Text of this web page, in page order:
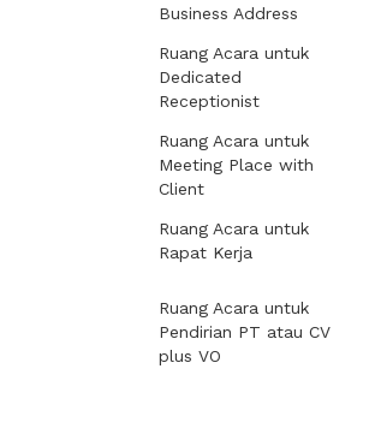
Business Address
Ruang Acara untuk
Dedicated
Receptionist
Ruang Acara untuk
Meeting Place with
Client
Ruang Acara untuk
Rapat Kerja
Ruang Acara untuk
Pendirian PT atau CV
plus VO